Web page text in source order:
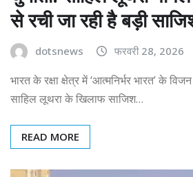
से रची जा रही है बड़ी
dotsnews फरवरी 28, 2026
भारत के रक्षा क्षेत्र में ‘आत्मनिर्भर भारत’ के
साहिल लूथरा के खिलाफ साजिश…
READ MORE